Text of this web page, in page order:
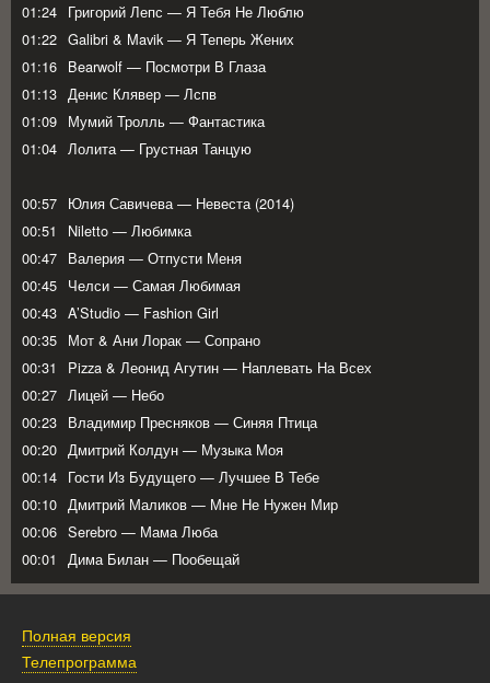
01:24 Григорий Лепс — Я Тебя Не Люблю
01:22 Galibri & Mavik — Я Теперь Жених
01:16 Bearwolf — Посмотри В Глаза
01:13 Денис Клявер — Лспв
01:09 Мумий Тролль — Фантастика
01:04 Лолита — Грустная Танцую
00:57 Юлия Савичева — Невеста (2014)
00:51
Niletto — Любимка
00:47 Валерия — Отпусти Меня
00:45 Челси — Самая Любимая
00:43 A’Studio — Fashion Girl
00:35 Мот & Ани Лорак — Сопрано
00:31
Pizza & Леонид Агутин — Наплевать На Всех
00:27 Лицей — Небо
00:23 Владимир Пресняков — Синяя Птица
00:20 Дмитрий Колдун — Музыка Моя
00:14 Гости Из Будущего — Лучшее В Тебе
00:10 Дмитрий Маликов — Мне Не Нужен Мир
00:06 Serebro — Мама Люба
00:01
Дима Билан — Пообещай
Полная версия
Телепрограмма